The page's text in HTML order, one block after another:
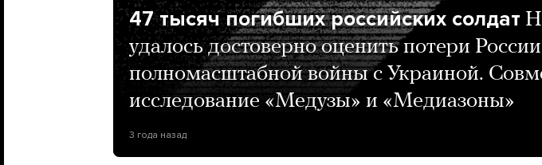
47 тысяч погибших российских солдат
удалось достоверно оценить потери
полномасштабной войны с Украиной.
исследование «Медузы» и «Медиазоны»
3 года назад